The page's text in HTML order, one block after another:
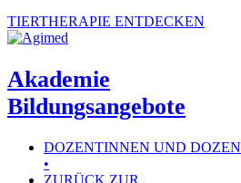
TIERTHERAPIE ENTDECKEN
Akademie
Bildungsangebote
DOZENTINNEN UND
•